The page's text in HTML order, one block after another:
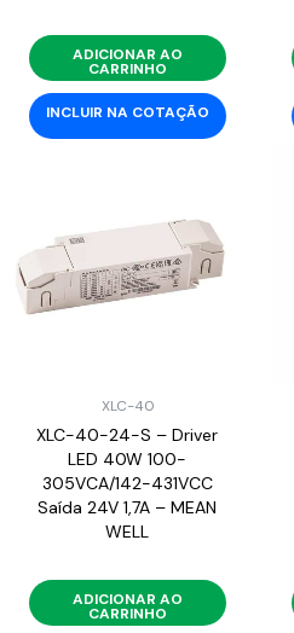
ADICIONAR AO
CARRINHO
INCLUIR NA COTAÇÃO
XLC-40
XLC-40-24-S – Driver
LED 40W 100-
305VCA/142-431VCC
Saída 24V 1,7A – MEAN
WELL
ADICIONAR AO
CARRINHO